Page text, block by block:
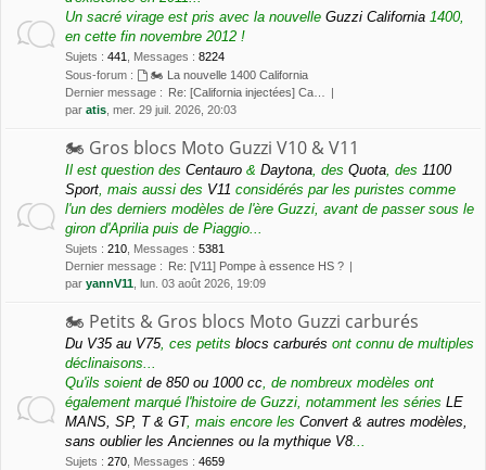
Un sacré virage est pris avec la nouvelle Guzzi California 1400,
en cette fin novembre 2012 !
Sujets : 441 Messages : 8224
Sous-forum :
🏍 La nouvelle 1400 California
Dernier message : Re: [California injectées] Ca…
par atis , mer. 29 juil. 2026, 20:03
🏍 Gros blocs Moto Guzzi V10 & V11
Il est question des Centauro & Daytona , des Quota , des 1100
Sport , mais aussi des V11 considérés par les puristes comme
l'un des derniers modèles de l'ère Guzzi, avant de passer sous le
giron d'Aprilia puis de Piaggio...
Sujets : 210 Messages : 5381
Dernier message : Re: [V11] Pompe à essence HS ?
par yannV11 , lun. 03 août 2026, 19:09
🏍 Petits & Gros blocs Moto Guzzi carburés
Du V35 au V75, ces petits blocs carburés ont connu de multiples
déclinaisons...
Qu'ils soient de 850 ou 1000 cc , de nombreux modèles ont
également marqué l'histoire de Guzzi, notamment les séries LE
MANS, SP, T & GT, mais encore les Convert & autres modèles,
sans oublier les Anciennes ou la mythique V8...
Sujets : 270 Messages : 4659